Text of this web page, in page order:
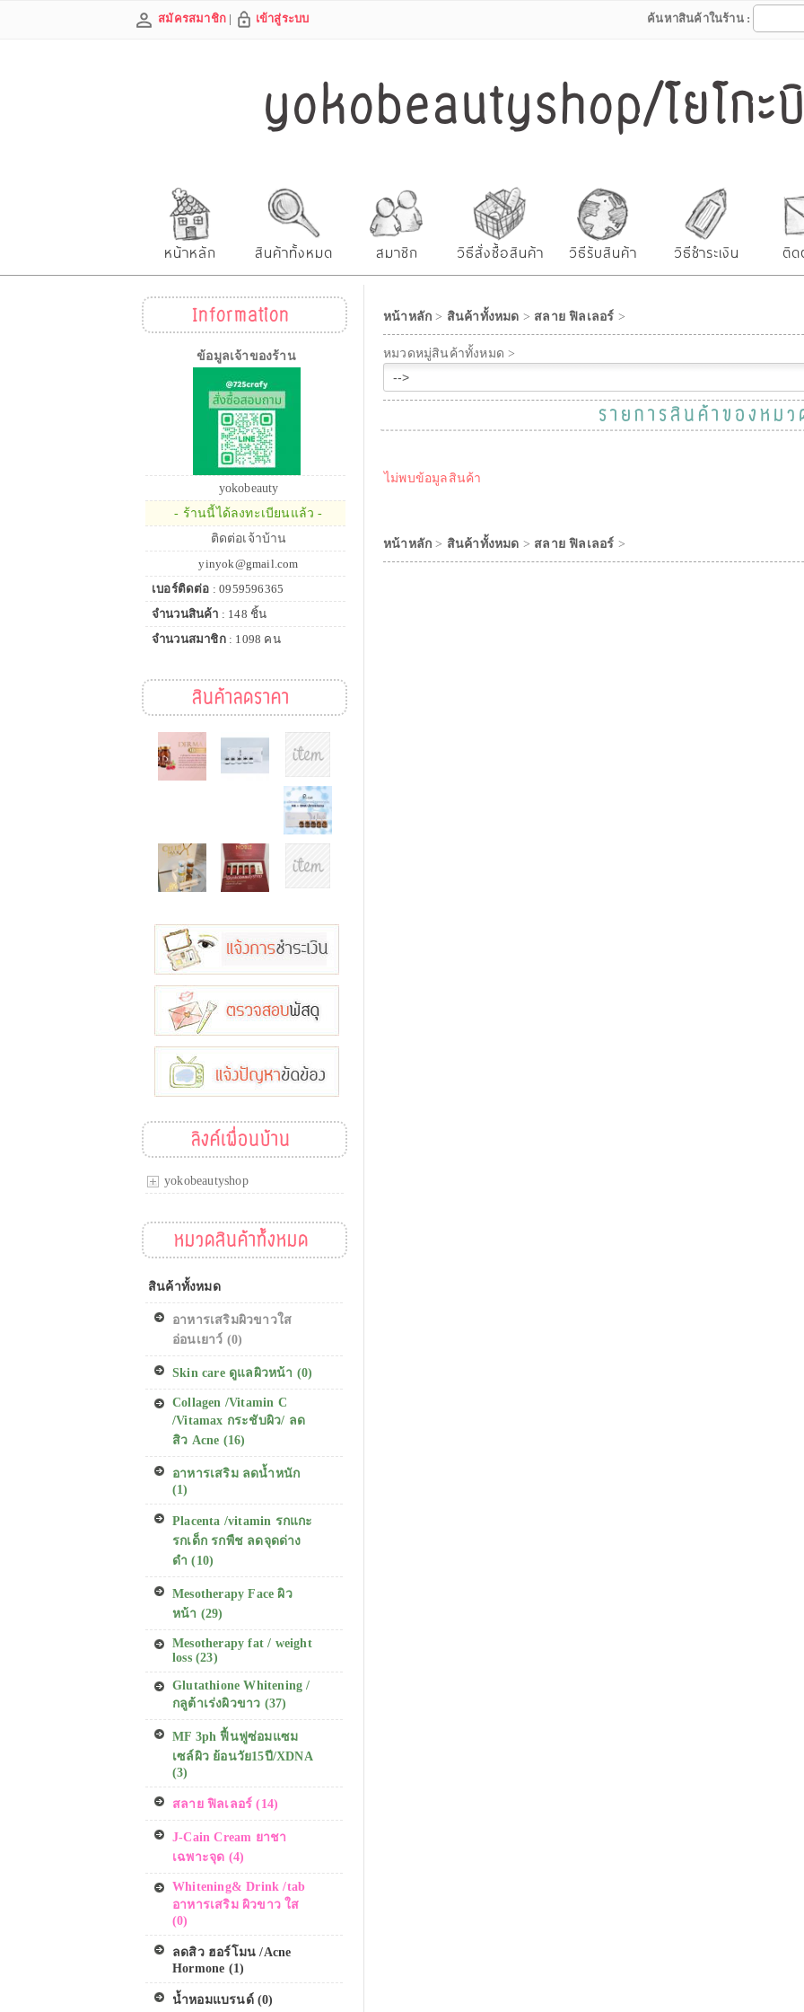
สมัครสมาชิก | เข้าสู่ระบบ ค้นหาสินค้าในร้าน :
yokobeautyshop/โยโกะ
หน้าหลัก สินค้าทั้งหมด สมาชิก วิธีสั่งซื้อสินค้า วิธีรับสินค้า วิธีชำระเงิน ติด
Information
ข้อมูลเจ้าของร้าน
yokobeauty
- ร้านนี้ได้ลงทะเบียนแล้ว -
ติดต่อเจ้าบ้าน
yinyok@gmail.com
เบอร์ติดต่อ : 0959596365
จำนวนสินค้า : 148 ชิ้น
จำนวนสมาชิก: 1098 คน
สินค้าลดราคา
ลิงค์เพื่อนบ้าน
yokobeautyshop
หมวดสินค้าทั้งหมด
สินค้าทั้งหมด
อาหารเสริมผิวขาวใส
อ่อนเยาว์ (0)
Skin care ดูแลผิวหน้า (0)
Collagen /Vitamin C
/Vitamax กระชับผิว/ ลด
สิว Acne (16)
อาหารเสริม ลดน้ำหนัก
(1)
Placenta /vitamin รกแกะ
รกเด็ก รกพืช ลดจุดด่าง
ดำ (10)
Mesotherapy Face ผิว
หน้า (29)
Mesotherapy fat / weight
loss (23)
Glutathione Whitening /
กลูต้าเร่งผิวขาว (37)
MF 3ph ฟื้นฟูซ่อมแซม
เซล์ผิว ย้อนวัย15ปี/XDNA
(3)
สลาย ฟิลเลอร์ (14)
J-Cain Cream ยาชา
เฉพาะจุด (4)
Whitening& Drink /tab
อาหารเสริม ผิวขาว ใส
(0)
ลดสิว ฮอร์โมน /Acne
Hormone (1)
น้ำหอมแบรนด์ (0)
หน้าหลัก > สินค้าทั้งหมด > สลาย ฟิลเลอร์ >
หมวดหมู่สินค้าทั้งหมด >
รายการสินค้าของหม
ไม่พบข้อมูลสินค้า
หน้าหลัก > สินค้าทั้งหมด > สลาย ฟิลเลอร์ >